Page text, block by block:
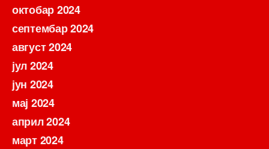
октобар 2024
септембар 2024
август 2024
јул 2024
јун 2024
мај 2024
април 2024
март 2024